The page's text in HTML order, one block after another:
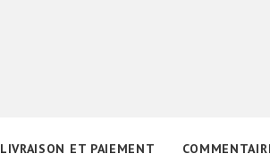
LIVRAISON ET PAIEMENT